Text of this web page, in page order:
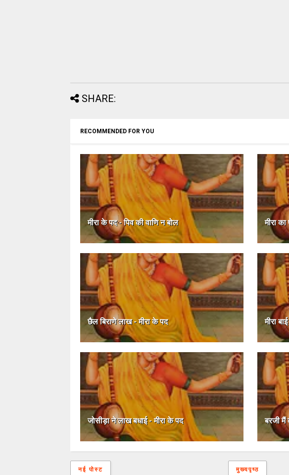
SHARE:
RECOMMENDED FOR YOU
मीरा के पद - पिव की वाणि न बोल मीरा
छैल बिराणे लाख - मीरा के पद मीरा
जोसीड़ा ने लाख बधाई - मीरा के पद बरजी मैं
नई पोस्ट मुख्यपृष्ठ